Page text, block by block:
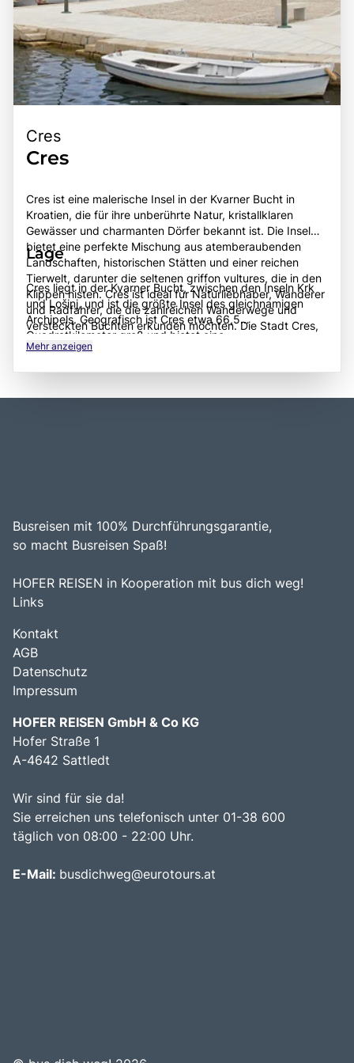
Cres
Cres
Cres ist eine malerische Insel in der Kvarner Bucht in
Kroatien, die für ihre unberührte Natur, kristallklaren
Gewässer und charmanten Dörfer bekannt ist. Die Insel
bietet eine perfekte Mischung aus atemberaubenden
Landschaften, historischen Stätten und einer reichen
Tierwelt, darunter die seltenen griffon vultures, die in den
Klippen nisten. Cres ist ideal für Naturliebhaber, Wanderer
und Radfahrer, die die zahlreichen Wanderwege und
versteckten Buchten erkunden möchten. Die Stadt Cres,
die gleichnamige Hauptstadt der Insel, beeindruckt mit
malerischen Hafen. Historisch gesehen hat die Insel eine
Lage
Cres liegt in der Kvarner Bucht, zwischen den Inseln Krk
und Lošinj, und ist die größte Insel des gleichnamigen
Archipels. Geografisch ist Cres etwa 66,5
Quadratkilometer groß und bietet eine
abwechslungsreiche Landschaft mit Hügeln, Wäldern und
benachbarten Insel Lošinj aus erreichbar, was sie zu
Cres zu einem unverzichtbaren Ziel für Reisende, die die
Vielfalt und den Charme dieser einzigartigen Insel
Mehr anzeigen
Busreisen mit 100% Durchführungsgarantie,
so macht Busreisen Spaß!
HOFER REISEN in Kooperation mit bus dich weg!
Links
Kontakt
AGB
Datenschutz
Impressum
HOFER REISEN GmbH & Co KG
Hofer Straße 1
A-4642 Sattledt
Wir sind für sie da!
Sie erreichen uns telefonisch unter 01-38 600
täglich von 08:00 - 22:00 Uhr.
E-Mail: busdichweg@eurotours.at